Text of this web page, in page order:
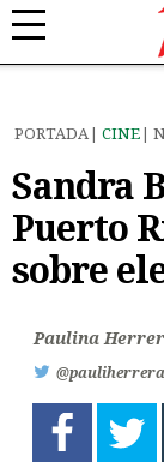
PORTADA CINE
Sandra
Puerto
sobre
Paulina